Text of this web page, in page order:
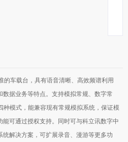
的车载台，具有语音清晰、高效频谱利用
据业务等特点。支持模拟常规、数字常
种模式，能兼容现有常规模拟系统，保证模
可通过授权支持。同时可与科立讯数字中
解决方案，可扩展录音、漫游等更多功